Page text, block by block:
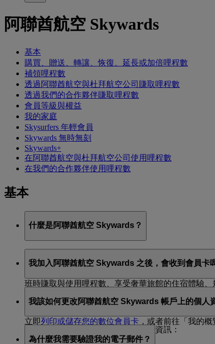
阿聯酋航空 Skywards
基本
購買、贈送、轉讓、恢復、延長或加倍哩程數
補領哩程數
透過阿聯酋航空與杜拜航空公司賺取哩程數
透過我們的合作夥伴賺取哩程數
會員等級與權益
我的家庭
Skysurfers 年輕會員
Skywards 無時無刻
Skywards+
在阿聯酋航空與杜拜航空公司使用哩程數
在我們的合作夥伴使用哩程數
基本
什麼是阿聯酋航空 Skywards？
阿聯酋航空 Skywards 由阿聯酋航空與杜拜航空公司
阿聯酋航空 Skywards 為會員提供一系列權益與體
班時賺取與使用哩程數、享受奢華旅館的住宿體驗
請前往此頁面，瞭解更多這項計畫的資訊與其提供的
我加入阿聯酋航空 Skywards 之後，會收到會員卡
阿聯酋航空 Skywards 會員無需持有實體卡片，即
繼續賺取與兌換哩程數。您可以將數位會員卡加入
立即列印或儲存您的數位會員卡 ，或者前往「我的
我該如何更改阿聯酋航空 Skywards 帳戶上的個人
您可以使用下列方式，隨時更新您的資訊：
為什麼我需要驗證我的電子郵件？